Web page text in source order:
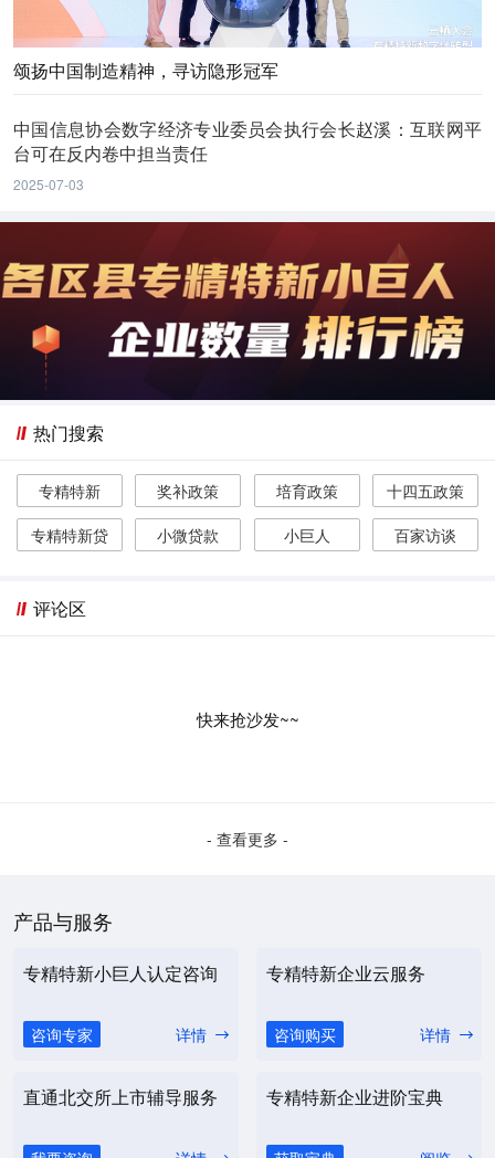
颂扬中国制造精神，寻访隐形冠军
中国信息协会数字经济专业委员会执行会长赵溪：互联网平
台可在反内卷中担当责任
2025-07-03
热门搜索
专精特新 奖补政策 培育政策
十四五政策
专精特新贷
小微贷款 小巨人 百家访谈
评论区
快来抢沙发~~
- 查看更多 -
产品与服务
专精特新小巨人认定咨询
咨询专家 详情
专精特新企业云服务
咨询购买 详情
直通北交所上市辅导服务 专精特新企业进阶宝典